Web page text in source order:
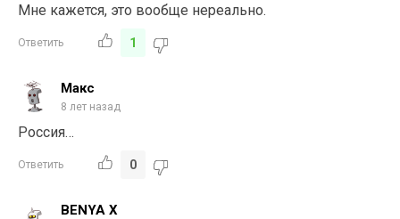
Мне кажется, это вообще нереально.
Ответить 1
Макс
8 лет назад
Россия…
Ответить 0
BENYA X